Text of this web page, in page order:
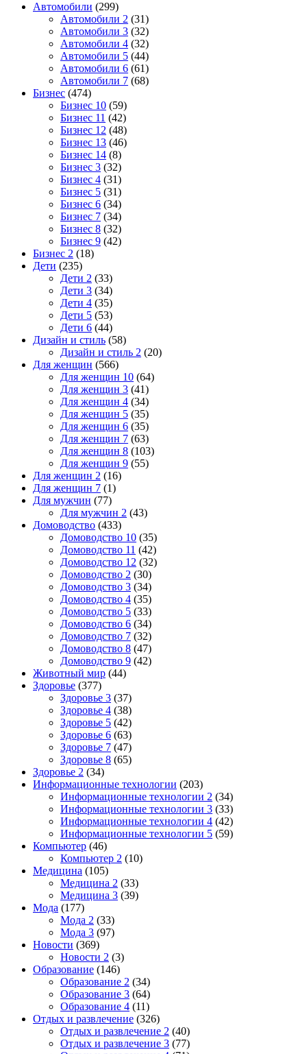
Автомобили (299)
Автомобили 2 (31)
Автомобили 3 (32)
Автомобили 4 (32)
Автомобили 5 (44)
Автомобили 6 (61)
Автомобили 7 (68)
Бизнес (474)
Бизнес 10 (59)
Бизнес 11 (42)
Бизнес 12 (48)
Бизнес 13 (46)
Бизнес 14 (8)
Бизнес 3 (32)
Бизнес 4 (31)
Бизнес 5 (31)
Бизнес 6 (34)
Бизнес 7 (34)
Бизнес 8 (32)
Бизнес 9 (42)
Бизнес 2 (18)
Дети (235)
Дети 2 (33)
Дети 3 (34)
Дети 4 (35)
Дети 5 (53)
Дети 6 (44)
Дизайн и стиль (58)
Дизайн и стиль 2 (20)
Для женщин (566)
Для женщин 10 (64)
Для женщин 3 (41)
Для женщин 4 (34)
Для женщин 5 (35)
Для женщин 6 (35)
Для женщин 7 (63)
Для женщин 8 (103)
Для женщин 9 (55)
Для женщин 2 (16)
Для женщин 7 (1)
Для мужчин (77)
Для мужчин 2 (43)
Домоводство (433)
Домоводство 10 (35)
Домоводство 11 (42)
Домоводство 12 (32)
Домоводство 2 (30)
Домоводство 3 (34)
Домоводство 4 (35)
Домоводство 5 (33)
Домоводство 6 (34)
Домоводство 7 (32)
Домоводство 8 (47)
Домоводство 9 (42)
Животный мир (44)
Здоровье (377)
Здоровье 3 (37)
Здоровье 4 (38)
Здоровье 5 (42)
Здоровье 6 (63)
Здоровье 7 (47)
Здоровье 8 (65)
Здоровье 2 (34)
Информационные технологии (203)
Информационные технологии 2 (34)
Информационные технологии 3 (33)
Информационные технологии 4 (42)
Информационные технологии 5 (59)
Компьютер (46)
Компьютер 2 (10)
Медицина (105)
Медицина 2 (33)
Медицина 3 (39)
Мода (177)
Мода 2 (33)
Мода 3 (97)
Новости (369)
Новости 2 (3)
Образование (146)
Образование 2 (34)
Образование 3 (64)
Образование 4 (11)
Отдых и развлечение (326)
Отдых и развлечение 2 (40)
Отдых и развлечение 3 (77)